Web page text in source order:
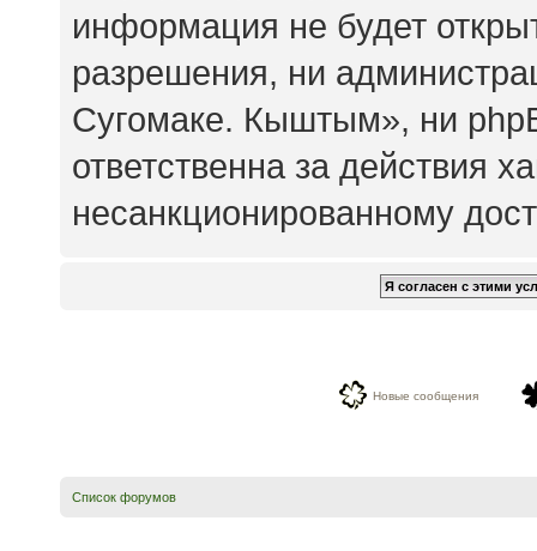
информация не будет
разрешения, ни
Сугомаке. Кыштым», ни
ответственна за действия
несанкционированному
Новые сообщения
Список форумов